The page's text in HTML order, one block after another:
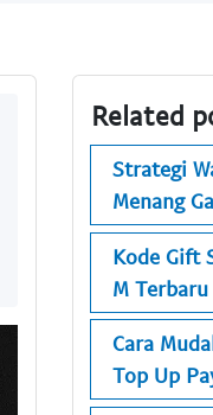
Related
Strategi
Menang
Kode Gift
M
Cara
Top Up